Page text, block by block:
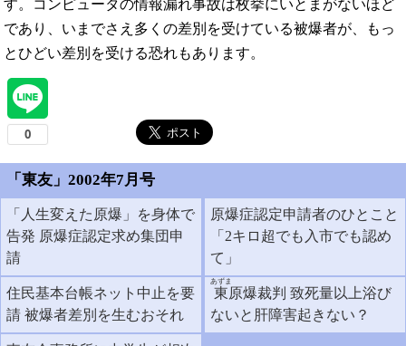
す。コンピュータの情報漏れ事故は枚挙にいとまがないほど
であり、いまでさえ多くの差別を受けている被爆者が、もっ
とひどい差別を受ける恐れもあります。
「東友」2002年7月号
「人生変えた原爆」を身体で
告発 原爆症認定求め集団申
請
原爆症認定申請者のひとこと
「2キロ超でも入市でも認め
て」
住民基本台帳ネット中止を要
請 被爆者差別を生むおそれ
東
あずま
原爆裁判 致死量以上浴び
ないと肝障害起きない？